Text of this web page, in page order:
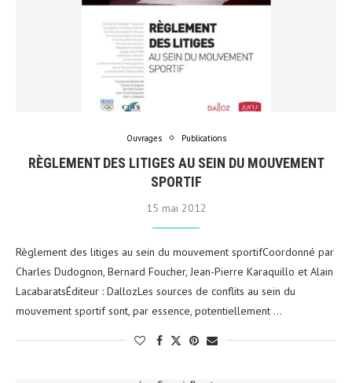
Ouvrages Publications
RÈGLEMENT DES LITIGES AU SEIN DU MOUVEMENT
SPORTIF
15 mai 2012
Règlement des litiges au sein du mouvement sportifCoordonné par
Charles Dudognon, Bernard Foucher, Jean-Pierre Karaquillo et Alain
LacabaratsÉditeur : DallozLes sources de conflits au sein du
mouvement sportif sont, par essence, potentiellement …